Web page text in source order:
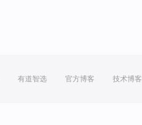
有道智选 官方博客 技术博客